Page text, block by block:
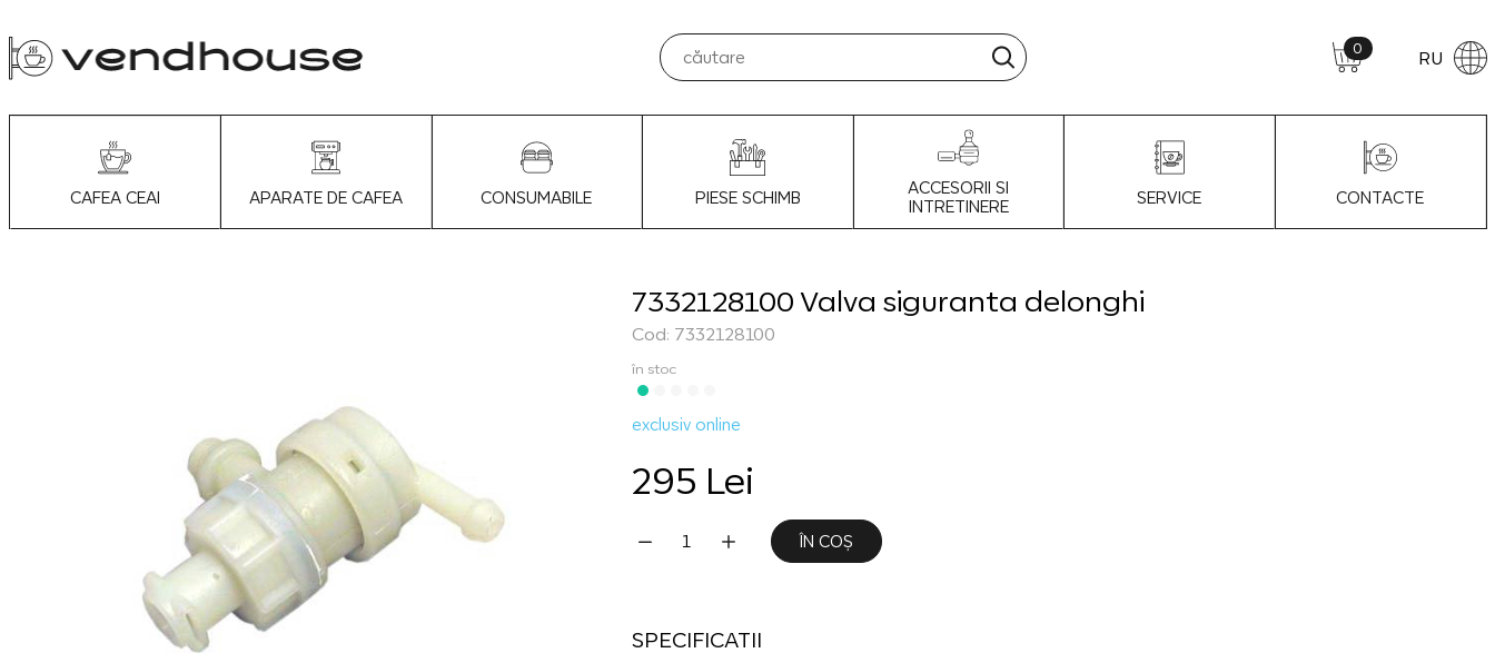
0 RU
CAFEA CEAI APARATE DE CAFEA CONSUMABILE PIESE SCHIMB
ACCESORII SI
INTRETINERE
SERVICE CONTACTE
7332128100 Valva siguranta delonghi
Cod: 7332128100
în stoc
exclusiv online
295 Lei
ÎN COȘ
SPECIFICATII